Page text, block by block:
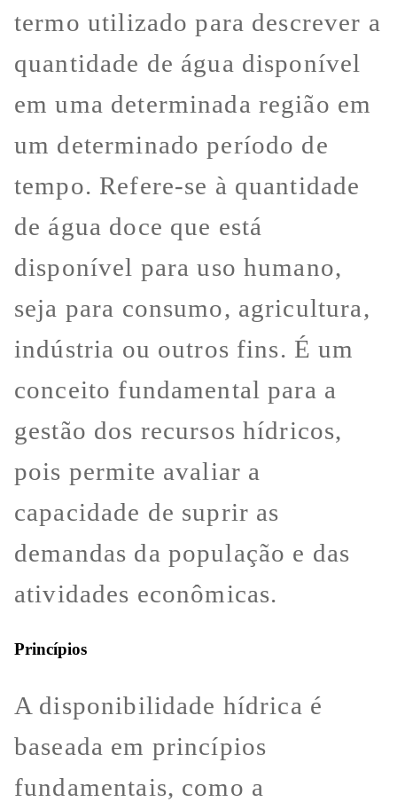
termo utilizado para descrever a
quantidade de água disponível
em uma determinada região em
um determinado período de
tempo. Refere-se à quantidade
de água doce que está
disponível para uso humano,
seja para consumo, agricultura,
indústria ou outros fins. É um
conceito fundamental para a
gestão dos recursos hídricos,
pois permite avaliar a
capacidade de suprir as
demandas da população e das
atividades econômicas.
Princípios
A disponibilidade hídrica é
baseada em princípios
fundamentais, como a